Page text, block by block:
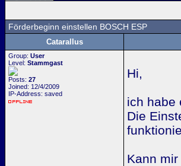
Förderbeginn einstellen BOSCH ESP
Catarallus
Group: User
Level: Stammgast
Posts: 27
Joined: 12/4/2009
IP-Address: saved
Hi,
ich habe
Die
Kann